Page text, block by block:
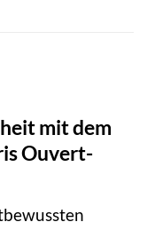
mit dem
Ouvert-